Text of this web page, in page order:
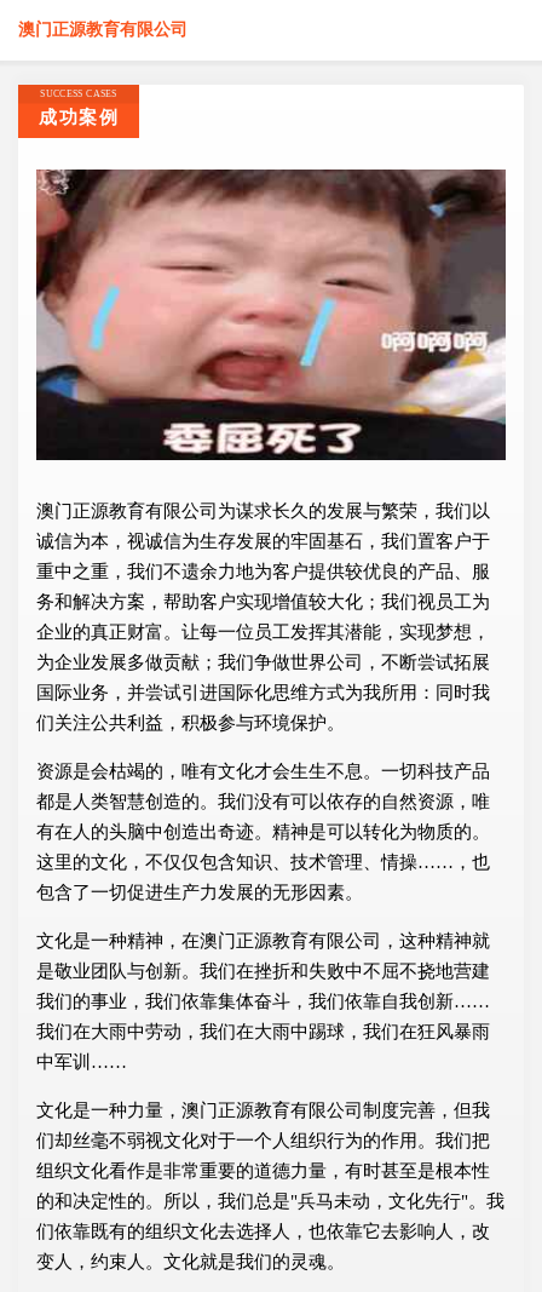
澳门正源教育有限公司
SUCCESS CASES
成功案例
澳门正源教育有限公司为谋求长久的发展与繁荣，我们以
诚信为本，视诚信为生存发展的牢固基石，我们置客户于
重中之重，我们不遗余力地为客户提供较优良的产品、服
务和解决方案，帮助客户实现增值较大化；我们视员工为
企业的真正财富。让每一位员工发挥其潜能，实现梦想，
为企业发展多做贡献；我们争做世界公司，不断尝试拓展
国际业务，并尝试引进国际化思维方式为我所用：同时我
们关注公共利益，积极参与环境保护。
资源是会枯竭的，唯有文化才会生生不息。一切科技产品
都是人类智慧创造的。我们没有可以依存的自然资源，唯
有在人的头脑中创造出奇迹。精神是可以转化为物质的。
这里的文化，不仅仅包含知识、技术管理、情操……，也
包含了一切促进生产力发展的无形因素。
文化是一种精神，在澳门正源教育有限公司，这种精神就
是敬业团队与创新。我们在挫折和失败中不屈不挠地营建
我们的事业，我们依靠集体奋斗，我们依靠自我创新……
我们在大雨中劳动，我们在大雨中踢球，我们在狂风暴雨
中军训……
文化是一种力量，澳门正源教育有限公司制度完善，但我
们却丝毫不弱视文化对于一个人组织行为的作用。我们把
组织文化看作是非常重要的道德力量，有时甚至是根本性
的和决定性的。所以，我们总是"兵马未动，文化先行"。我
们依靠既有的组织文化去选择人，也依靠它去影响人，改
变人，约束人。文化就是我们的灵魂。